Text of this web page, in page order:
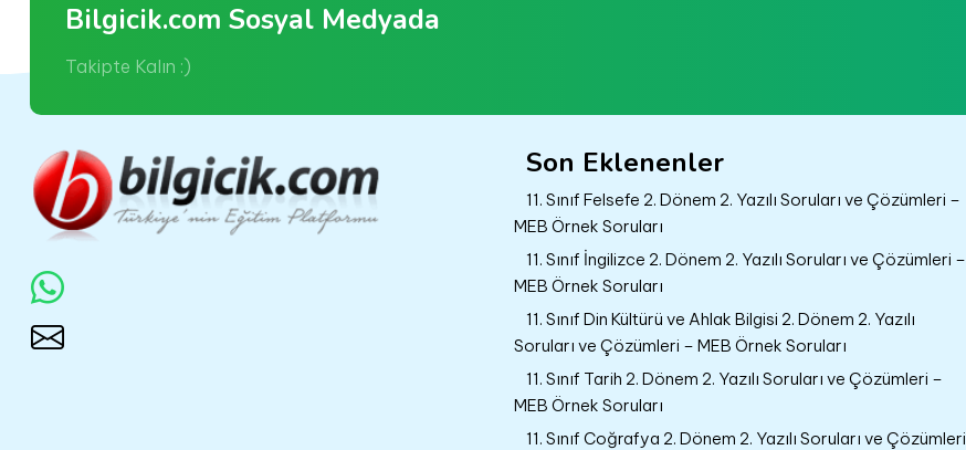
Bilgicik.com Sosyal Medyada
Takipte Kalın :)
Son Eklenenler
11. Sınıf Felsefe 2. Dönem 2. Yazılı Soruları ve Çözümleri –
MEB Örnek Soruları
11. Sınıf İngilizce 2. Dönem 2. Yazılı Soruları ve Çözümleri –
MEB Örnek Soruları
11. Sınıf Din Kültürü ve Ahlak Bilgisi 2. Dönem 2. Yazılı
Soruları ve Çözümleri – MEB Örnek Soruları
11. Sınıf Tarih 2. Dönem 2. Yazılı Soruları ve Çözümleri –
MEB Örnek Soruları
11. Sınıf Coğrafya 2. Dönem 2. Yazılı Soruları ve Çözümleri